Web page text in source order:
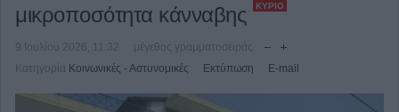
μικροποσότητα κάνναβης
ΚΎΡΙΟ
9 Ιουλίου 2026, 11:32
μέγεθος γραμματοσειράς
Κατηγορία Κοινωνικές - Αστυνομικές Εκτύπωση E-mail